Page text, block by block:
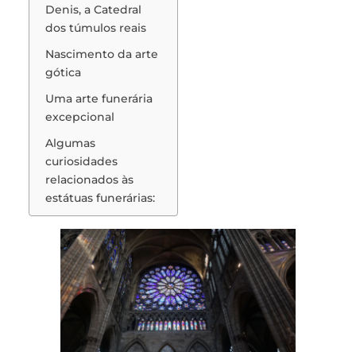
Denis, a Catedral
dos túmulos reais
Nascimento da arte
gótica
Uma arte funerária
excepcional
Algumas
curiosidades
relacionados às
estátuas funerárias: